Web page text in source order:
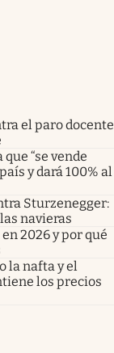
el paro docente
“se vende
y dará 100% al
Sturzenegger:
navieras
2026 y por qué
la nafta y el
los precios